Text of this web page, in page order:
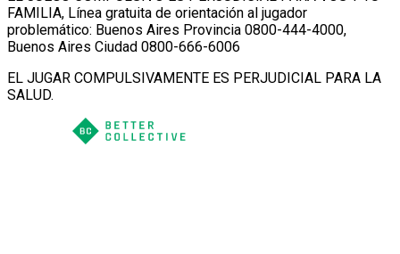
FAMILIA, Línea gratuita de orientación al jugador
problemático: Buenos Aires Provincia 0800-444-4000,
Buenos Aires Ciudad 0800-666-6006
EL JUGAR COMPULSIVAMENTE ES PERJUDICIAL PARA LA
SALUD.